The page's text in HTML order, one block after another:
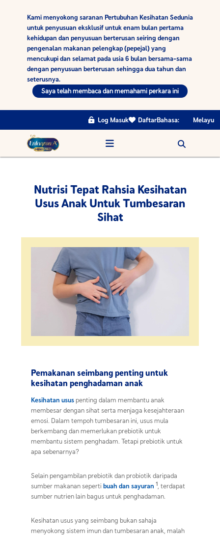
Kami menyokong saranan Pertubuhan Kesihatan Sedunia
untuk penyusuan eksklusif untuk enam bulan pertama
kehidupan dan penyusuan berterusan seiring dengan
pengenalan makanan pelengkap (pepejal) yang
mencukupi dan selamat pada usia 6 bulan bersama-sama
dengan penyusuan berterusan sehingga dua tahun dan
seterusnya.
Saya telah membaca dan memahami perkara ini
Log Masuk DaftarBahasa: Melayu
Nutrisi Tepat Rahsia Kesihatan
Usus Anak Untuk Tumbesaran
Sihat
Pemakanan seimbang penting untuk
kesihatan penghadaman anak
Kesihatan ususpenting dalam membantu anak
membesar dengan sihat serta menjaga kesejahteraan
emosi. Dalam tempoh tumbesaran ini, usus mula
berkembang dan memerlukan prebiotik untuk
membantu sistem penghadam. Tetapi prebiotik untuk
apa sebenarnya?
Selain pengambilanprebiotik dan probiotik daripada
sumber makanan seperti buah dan sayuran 1, terdapat
sumber nutrien lain bagus untuk penghadaman.
Kesihatan usus yang seimbang bukan sahaja
menyokong sistem imun dan tumbesaran anak, malah